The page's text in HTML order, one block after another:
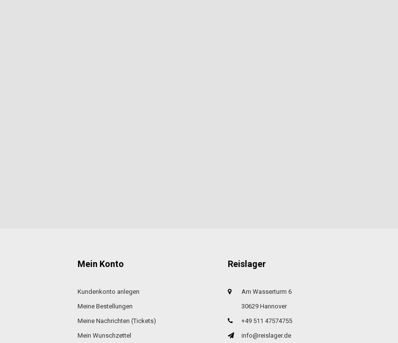
Mein Konto
Kundenkonto anlegen
Meine Bestellungen
Meine Nachrichten (Tickets)
Mein Wunschzettel
Reislager
Am Wasserturm 6
30629 Hannover
+49 511 47574755
info@reislager.de